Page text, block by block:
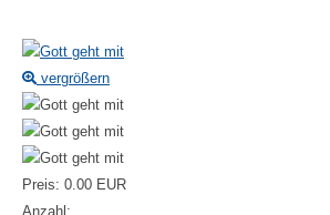
vergrößern
Preis: 0.00 EUR
Anzahl: